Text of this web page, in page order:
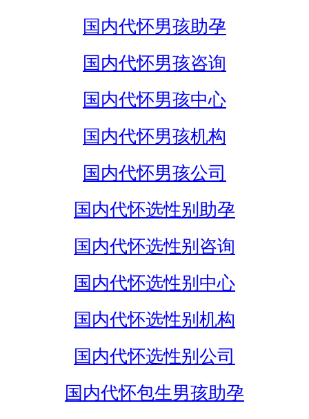
国内代怀男孩助孕
国内代怀男孩咨询
国内代怀男孩中心
国内代怀男孩机构
国内代怀男孩公司
国内代怀选性别助孕
国内代怀选性别咨询
国内代怀选性别中心
国内代怀选性别机构
国内代怀选性别公司
国内代怀包生男孩助孕